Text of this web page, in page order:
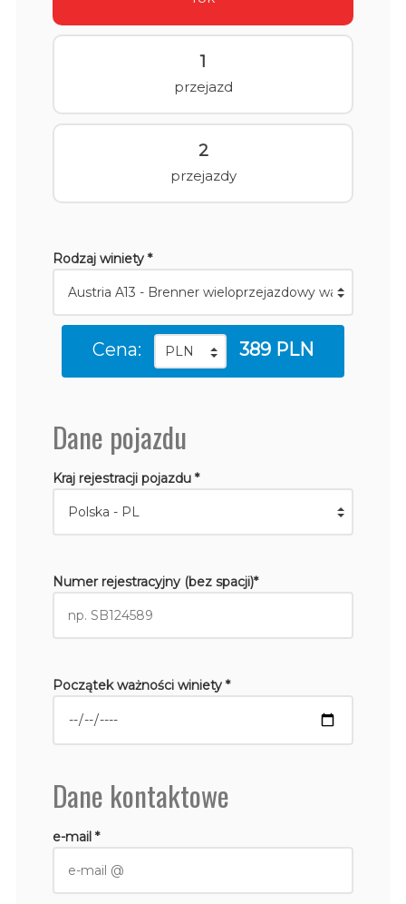
1
przejazd
2
przejazdy
Rodzaj winiety *
Cena: 389 PLN
Dane pojazdu
Kraj rejestracji pojazdu *
Numer rejestracyjny (bez spacji)*
Początek ważności winiety *
Dane kontaktowe
e-mail *